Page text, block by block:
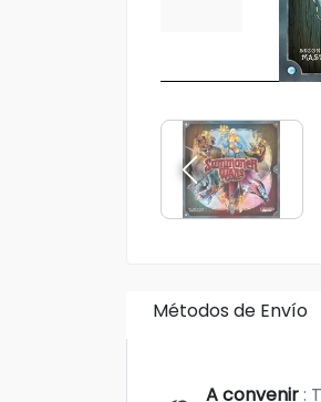
Métodos de Envío
A convenir: